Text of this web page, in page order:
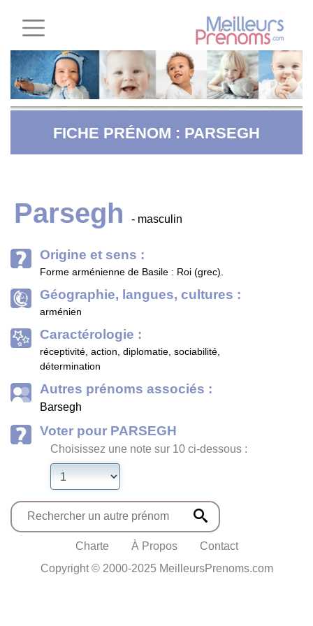
FICHE PRÉNOM : PARSEGH
Parsegh - masculin
Origine et sens :
Forme arménienne de Basile : Roi (grec).
Géographie, langues, cultures :
arménien
Caractérologie :
réceptivité, action, diplomatie, sociabilité,
détermination
Autres prénoms associés :
Barsegh
Voter pour PARSEGH
Choisissez une note sur 10 ci-dessous :
Charte À Propos
Contact
Copyright © 2000-2025 MeilleursPrenoms.com